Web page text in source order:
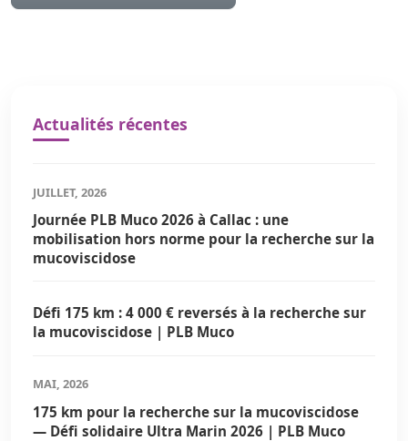
Actualités récentes
JUILLET, 2026
Journée PLB Muco 2026 à Callac : une
mobilisation hors norme pour la recherche sur la
mucoviscidose
Défi 175 km : 4 000 € reversés à la recherche sur
la mucoviscidose | PLB Muco
MAI, 2026
175 km pour la recherche sur la mucoviscidose
— Défi solidaire Ultra Marin 2026 | PLB Muco